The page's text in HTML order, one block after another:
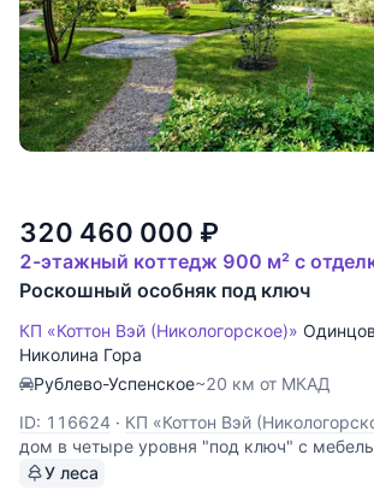
320 460 000 ₽
2-этажный коттедж 900 м² с
Роскошный особняк под ключ
КП «Коттон Вэй (Никологорское)»
Николина Гора
Рублево-Успенское~20 км от МКАД
ID: 116624 · КП «Коттон Вэй
дом в четыре уровня "под ключ" с
кв.м. посажен на лесной участок
У леса